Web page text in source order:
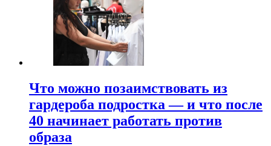
Что можно позаимствовать из
гардероба подростка — и что после
40 начинает работать против
образа